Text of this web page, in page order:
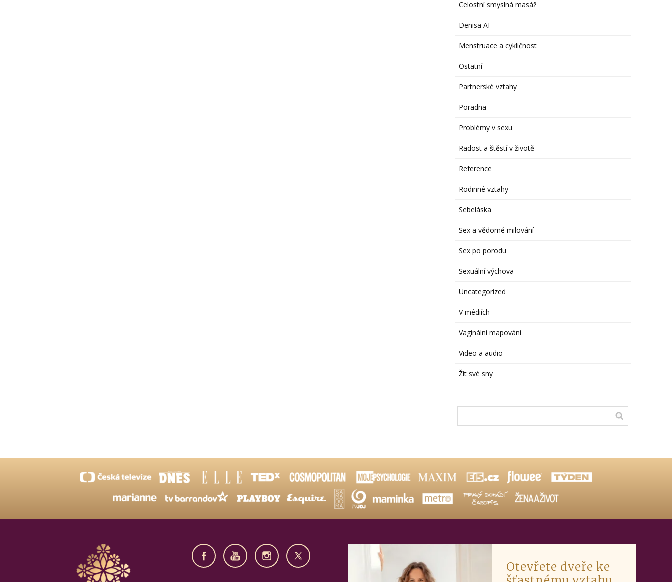
Celostní smyslná masáž
Denisa AI
Menstruace a cykličnost
Ostatní
Partnerské vztahy
Poradna
Problémy v sexu
Radost a štěstí v životě
Reference
Rodinné vztahy
Sebeláska
Sex a vědomé milování
Sex po porodu
Sexuální výchova
Uncategorized
V médiích
Vaginální mapování
Video a audio
Žít své sny
Otevřete dveře ke